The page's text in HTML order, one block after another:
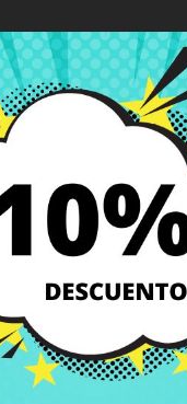
Descripción
Detalles del producto
Grados
Comentarios
HP